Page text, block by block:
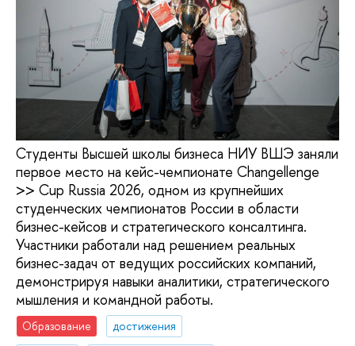
Студенты Высшей школы бизнеса НИУ ВШЭ заняли
первое место на кейс-чемпионате Changellenge
>> Cup Russia 2026, одном из крупнейших
студенческих чемпионатов России в области
бизнес-кейсов и стратегического консалтинга.
Участники работали над решением реальных
бизнес-задач от ведущих российских компаний,
демонстрируя навыки аналитики, стратегического
мышления и командной работы.
Образование
достижения